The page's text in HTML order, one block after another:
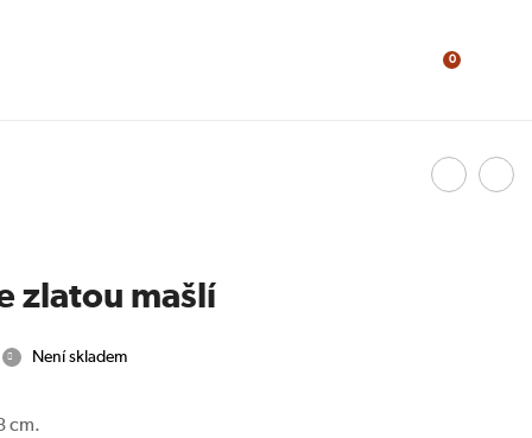
0
Taštička
zlatou mašlí
Není skladem
cm.